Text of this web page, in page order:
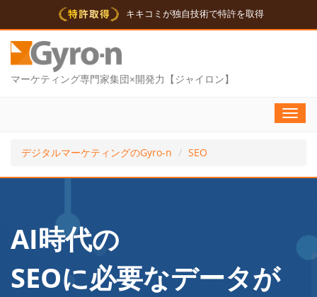
キキコミが独自技術で特許を取得
マーケティング専門家集団×開発力【ジャイロン】
デジタルマーケティングのGyro-n
SEO
AI時代の
SEOに必要なデータが